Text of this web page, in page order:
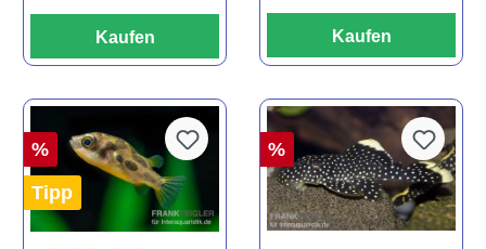
Kaufen Kaufen
%
Tipp
%